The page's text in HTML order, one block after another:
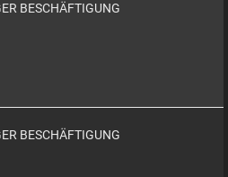
BESCHÄFTIGUNG
BESCHÄFTIGUNG